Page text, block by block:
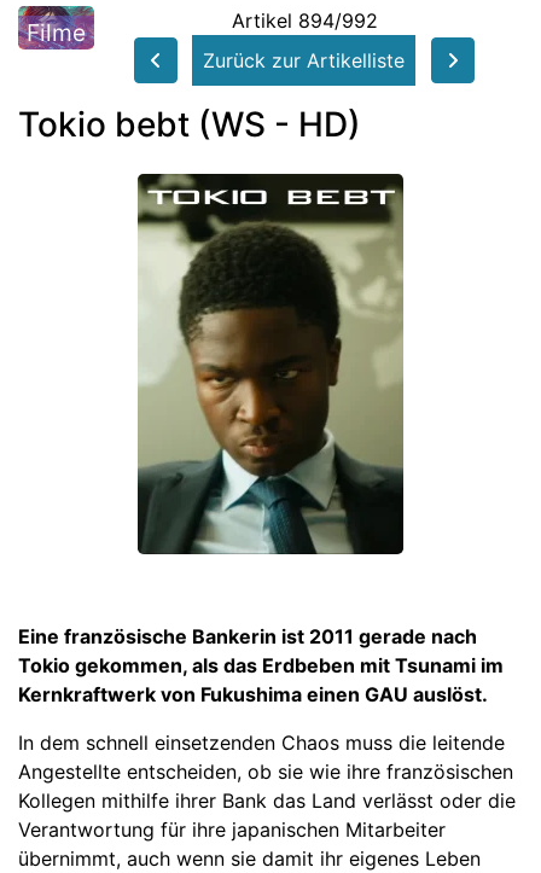
Filme
Artikel 894/992
Zurück zur Artikelliste
Tokio bebt (WS - HD)
Eine französische Bankerin ist 2011 gerade nach
Tokio gekommen, als das Erdbeben mit Tsunami im
Kernkraftwerk von Fukushima einen GAU auslöst.
In dem schnell einsetzenden Chaos muss die leitende
Angestellte entscheiden, ob sie wie ihre französischen
Kollegen mithilfe ihrer Bank das Land verlässt oder die
Verantwortung für ihre japanischen Mitarbeiter
übernimmt, auch wenn sie damit ihr eigenes Leben